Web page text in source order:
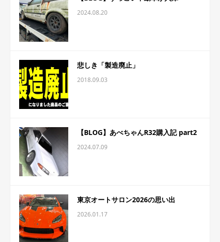
2024.08.20
悲しき「製造廃止」
2018.09.03
【BLOG】あべちゃんR32購入記 part2
2024.07.09
東京オートサロン2026の思い出
2026.01.17